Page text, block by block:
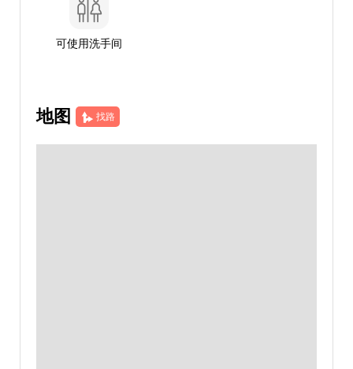
可使用洗手间
地图 找路